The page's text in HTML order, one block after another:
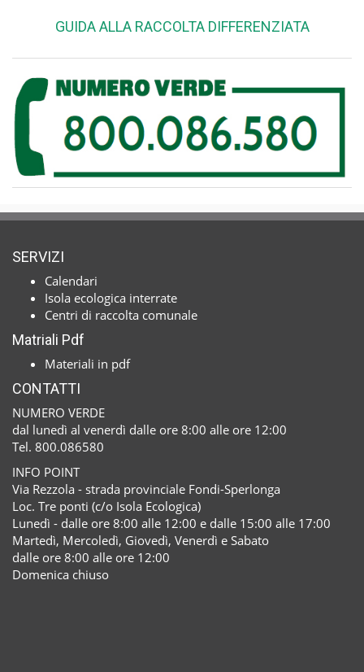
GUIDA ALLA RACCOLTA DIFFERENZIATA
SERVIZI
Calendari
Isola ecologica interrate
Centri di raccolta comunale
Matriali Pdf
Materiali in pdf
CONTATTI
NUMERO VERDE
dal lunedì al venerdì dalle ore 8:00 alle ore 12:00
Tel. 800.086580
INFO POINT
Via Rezzola - strada provinciale Fondi-Sperlonga
Loc. Tre ponti (c/o Isola Ecologica)
Lunedì - dalle ore 8:00 alle 12:00 e dalle 15:00 alle 17:00
Martedì, Mercoledì, Giovedì, Venerdì e Sabato
dalle ore 8:00 alle ore 12:00
Domenica chiuso